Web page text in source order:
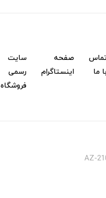
ما
صفحه
اینستاگرام
سایت
رسمی
فروشگاه